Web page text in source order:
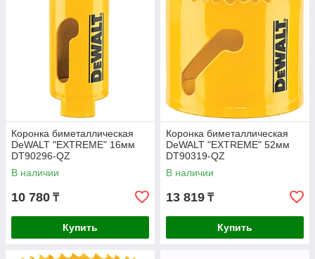
Коронка биметаллическая
DeWALT "EXTREME" 16мм
DT90296-QZ
В наличии
10 780 ₸
Купить
Коронка биметаллическая
DeWALT "EXTREME" 52мм
DT90319-QZ
В наличии
13 819 ₸
Купить